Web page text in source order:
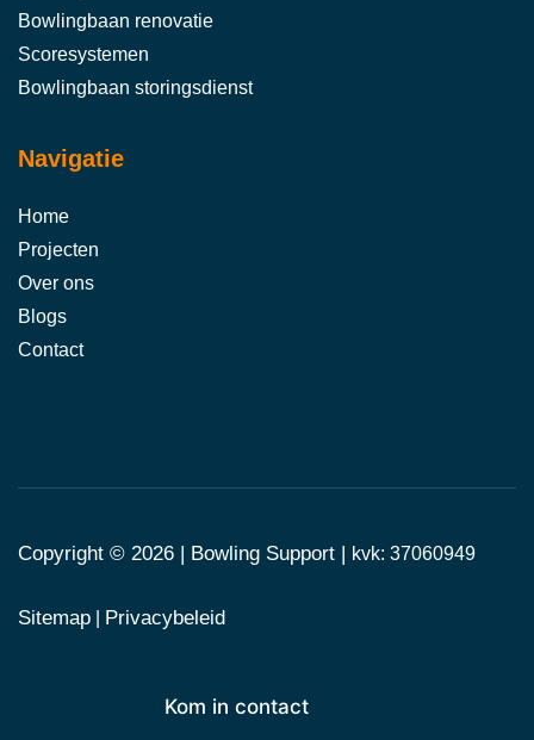
Kom in contact
Bowlingbaan renovatie
Scoresystemen
Bowlingbaan storingsdienst
Navigatie
Home
Projecten
Over ons
Blogs
Contact
Copyright © 2026 | Bowling Support | kvk: 37060949
Sitemap Privacybeleid